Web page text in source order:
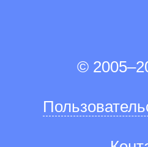
©